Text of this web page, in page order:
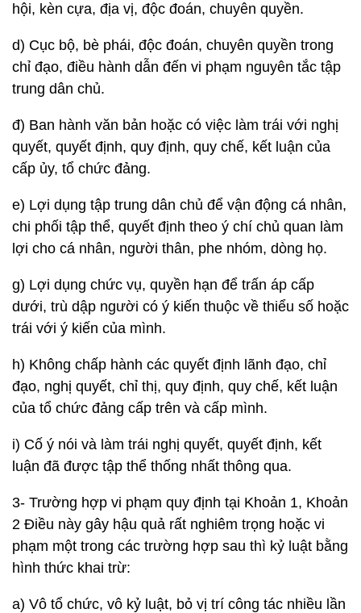
hội, kèn cựa, địa vị, độc đoán, chuyên quyền.
d) Cục bộ, bè phái, độc đoán, chuyên quyền trong
chỉ đạo, điều hành dẫn đến vi phạm nguyên tắc tập
trung dân chủ.
đ) Ban hành văn bản hoặc có việc làm trái với nghị
quyết, quyết định, quy định, quy chế, kết luận của
cấp ủy, tổ chức đảng.
e) Lợi dụng tập trung dân chủ để vận động cá nhân,
chi phối tập thể, quyết định theo ý chí chủ quan làm
lợi cho cá nhân, người thân, phe nhóm, dòng họ.
g) Lợi dụng chức vụ, quyền hạn để trấn áp cấp
dưới, trù dập người có ý kiến thuộc về thiểu số hoặc
trái với ý kiến của mình.
h) Không chấp hành các quyết định lãnh đạo, chỉ
đạo, nghị quyết, chỉ thị, quy định, quy chế, kết luận
của tổ chức đảng cấp trên và cấp mình.
i) Cố ý nói và làm trái nghị quyết, quyết định, kết
luận đã được tập thể thống nhất thông qua.
3- Trường hợp vi phạm quy định tại Khoản 1, Khoản
2 Điều này gây hậu quả rất nghiêm trọng hoặc vi
phạm một trong các trường hợp sau thì kỷ luật bằng
hình thức khai trừ:
a) Vô tổ chức, vô kỷ luật, bỏ vị trí công tác nhiều lần